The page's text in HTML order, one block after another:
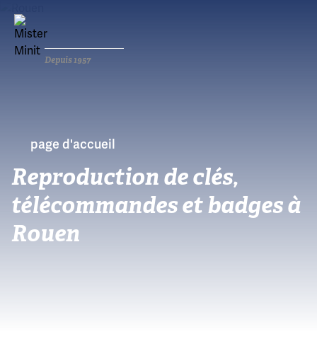
Depuis 1957
page d'accueil
Reproduction de clés,
télécommandes et badges à
Rouen